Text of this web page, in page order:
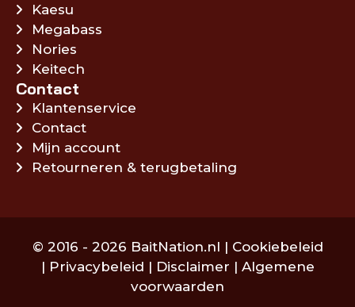
Kaesu
Megabass
Nories
Keitech
Contact
Klantenservice
Contact
Mijn account
Retourneren & terugbetaling
© 2016 - 2026 BaitNation.nl | Cookiebeleid
| Privacybeleid | Disclaimer | Algemene
voorwaarden